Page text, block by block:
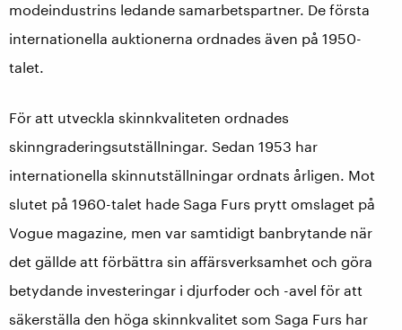
modeindustrins ledande samarbetspartner. De första
internationella auktionerna ordnades även på 1950-
talet.
För att utveckla skinnkvaliteten ordnades
skinngraderingsutställningar. Sedan 1953 har
internationella skinnutställningar ordnats årligen. Mot
slutet på 1960-talet hade Saga Furs prytt omslaget på
Vogue magazine, men var samtidigt banbrytande när
det gällde att förbättra sin affärsverksamhet och göra
betydande investeringar i djurfoder och -avel för att
säkerställa den höga skinnkvalitet som Saga Furs har